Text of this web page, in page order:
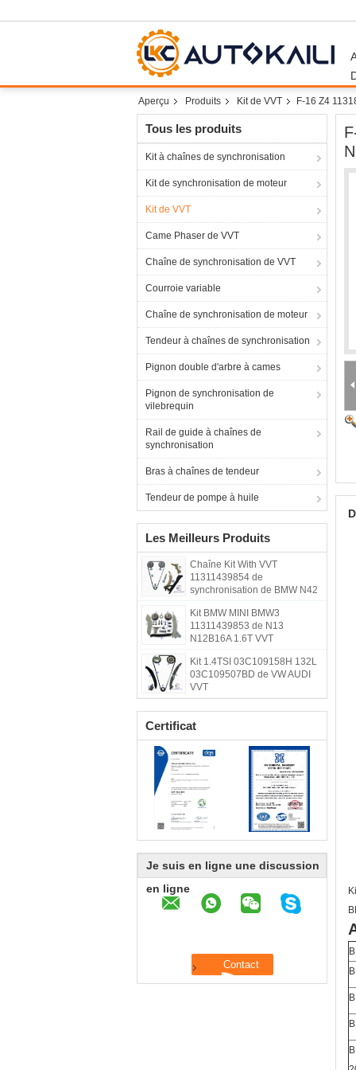
Aperçu Produits Kit de VVT F-16 Z4
Tous les produits
Kit à chaînes de synchronisation
Kit de synchronisation de moteur
Kit de VVT
Came Phaser de VVT
Chaîne de synchronisation de VVT
Courroie variable
Chaîne de synchronisation de moteur
Tendeur à chaînes de synchronisation
Pignon double d'arbre à cames
Pignon de synchronisation de
vilebrequin
Rail de guide à chaînes de
synchronisation
Bras à chaînes de tendeur
Tendeur de pompe à huile
Les Meilleurs Produits
Chaîne Kit With VVT
11311439854 de
synchronisation de BMW N42
Kit BMW MINI BMW3
11311439853 de N13
N12B16A 1.6T VVT
Kit 1.4TSI 03C109158H 132L
03C109507BD de VW AUDI
VVT
Certificat
Je suis en ligne une discussion
en ligne